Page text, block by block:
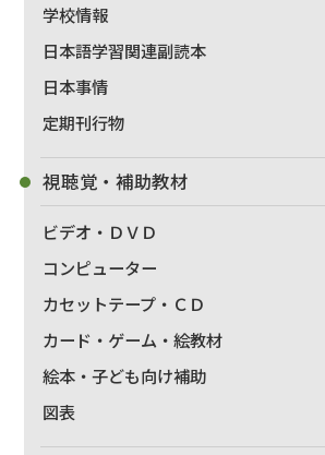
学校情報
日本語学習関連副読本
日本事情
定期刊行物
視聴覚・補助教材
ビデオ・ＤＶＤ
コンピューター
カセットテープ・ＣＤ
カード・ゲーム・絵教材
絵本・子ども向け補助
図表